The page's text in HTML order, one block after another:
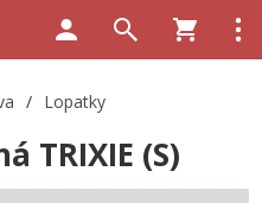
/ Lopatky
TRIXIE (S)